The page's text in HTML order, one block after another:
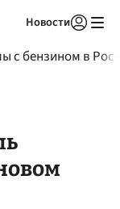
Новости
с бензином в